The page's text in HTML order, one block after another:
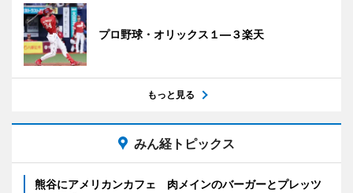
プロ野球・オリックス１―３楽天
もっと見る
みん経トピックス
熊谷にアメリカンカフェ 肉メインのバーガーとプレッツ